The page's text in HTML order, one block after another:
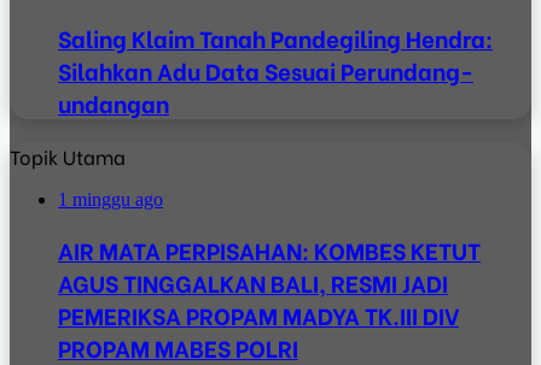
Saling Klaim Tanah Pandegiling Hendra:
Silahkan Adu Data Sesuai Perundang-
undangan
Topik Utama
1 minggu ago
AIR MATA PERPISAHAN: KOMBES KETUT
AGUS TINGGALKAN BALI, RESMI JADI
PEMERIKSA PROPAM MADYA TK.III DIV
PROPAM MABES POLRI